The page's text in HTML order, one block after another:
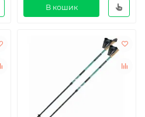
В кошик